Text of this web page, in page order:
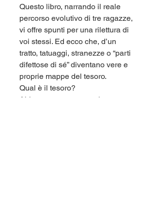
Questo libro, narrando il reale
percorso evolutivo di tre ragazze,
vi offre spunti per una rilettura di
voi stessi. Ed ecco che, d’un
tratto, tatuaggi, stranezze o “parti
difettose di sé” diventano vere e
proprie mappe del tesoro.
Qual è il tesoro?
Abitare costantemente la parte